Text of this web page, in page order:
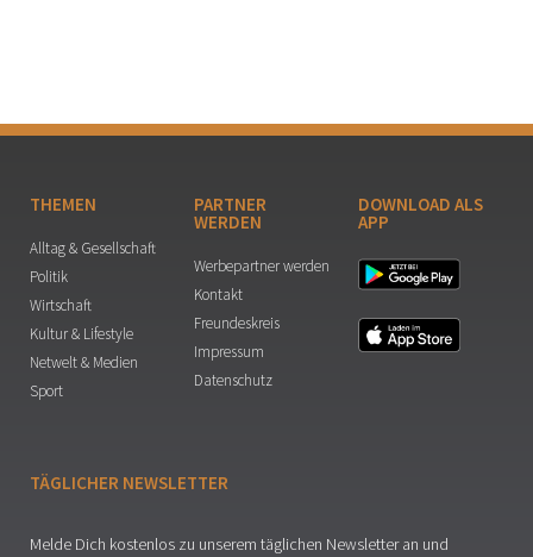
THEMEN
Alltag & Gesellschaft
Politik
Wirtschaft
Kultur & Lifestyle
Netwelt & Medien
Sport
PARTNER
WERDEN
Werbepartner werden
Kontakt
Freundeskreis
Impressum
Datenschutz
DOWNLOAD ALS
APP
TÄGLICHER NEWSLETTER
Melde Dich kostenlos zu unserem täglichen Newsletter an und